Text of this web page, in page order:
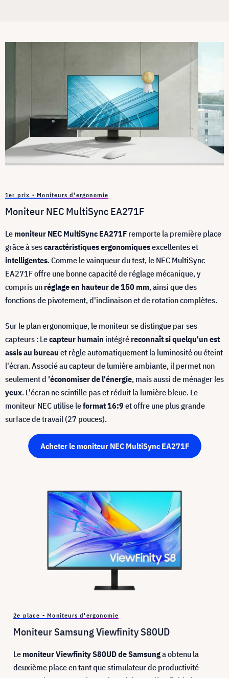
1er prix - Moniteurs d'ergonomie
Moniteur NEC MultiSync EA271F
Le moniteur NEC MultiSync EA271F remporte la première place
grâce à sescaractéristiques ergonomiquesexcellentes et
intelligentes. Comme le vainqueur du test, le NEC MultiSync
EA271F offre une bonne capacité de réglage mécanique, y
compris un réglage en hauteur de 150 mm, ainsi que des
fonctions de pivotement, d'inclinaison et de rotation complètes.
Sur le plan ergonomique, le moniteur se distingue par ses
capteurs : Lecapteur humain intégré reconnaît si quelqu'un est
assis au bureau et règle automatiquement la luminosité ou éteint
l'écran. Associé au capteur de lumière ambiante, il permet non
seulement d 'économiser de l'énergie, mais aussi de ménager les
yeux. L'écran ne scintille pas et réduit la lumière bleue. Le
moniteur NEC utilise leformat 16:9 et offre une plus grande
surface de travail (27 pouces).
Acheter le moniteur NEC MultiSync EA271F
2e place - Moniteurs d'ergonomie
Moniteur Samsung Viewfinity S80UD
Le moniteur Viewfinity S80UD de Samsunga obtenu la
deuxième place en tant que stimulateur de productivité